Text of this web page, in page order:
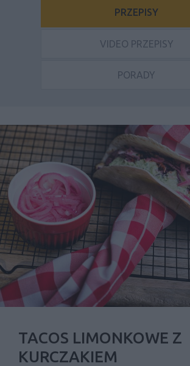
PRZEPISY
VIDEO PRZEPISY
PORADY
TACOS LIMONKOWE Z
KURCZAKIEM